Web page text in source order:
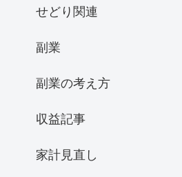
せどり関連
副業
副業の考え方
収益記事
家計見直し